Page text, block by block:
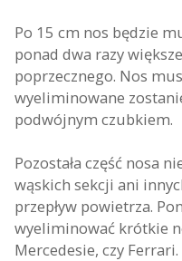
Po 15 cm nos będzie
ponad dwa razy
poprzecznego. Nos
wyeliminowane
podwójnym czubkiem.
Pozostała część nosa
wąskich sekcji ani
przepływ powietrza.
wyeliminować krótkie
Mercedesie, czy